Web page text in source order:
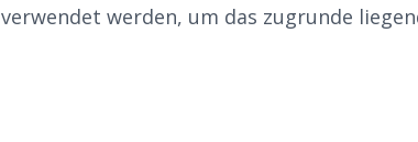
verwendet werden, um das zugrunde